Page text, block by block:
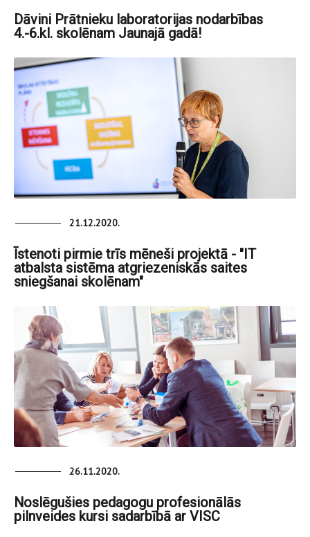
Dāvini Prātnieku laboratorijas nodarbības
4.-6.kl. skolēnam Jaunajā gadā!
21.12.2020.
Īstenoti pirmie trīs mēneši projektā - "IT
atbalsta sistēma atgriezeniskās saites
sniegšanai skolēnam"
26.11.2020.
Noslēgušies pedagogu profesionālās
pilnveides kursi sadarbībā ar VISC